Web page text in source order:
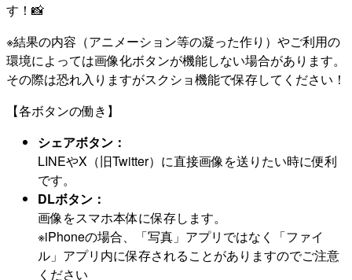
す！📸
※結果の内容（アニメーション等の凝った作り）やご利用の
環境によっては画像化ボタンが機能しない場合があります。
その際は恐れ入りますがスクショ機能で保存してください！
【各ボタンの働き】
シェアボタン：
LINEやX（旧Twitter）に直接画像を送りたい時に便利
です。
DLボタン：
画像をスマホ本体に保存します。
※iPhoneの場合、「写真」アプリではなく「ファイ
ル」アプリ内に保存されることがありますのでご注意
ください